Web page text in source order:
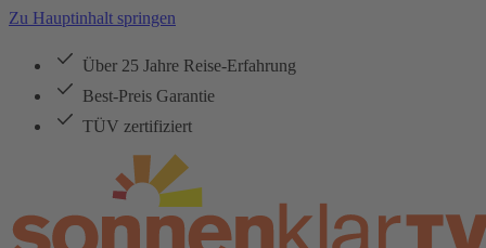
Zu Hauptinhalt springen
Über 25 Jahre Reise-Erfahrung
Best-Preis Garantie
TÜV zertifiziert